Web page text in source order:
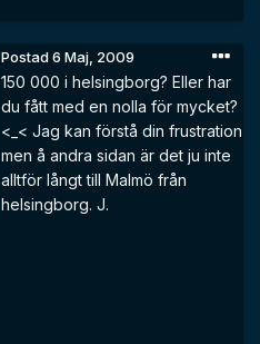
Postad6 Maj, 2009
150 000 i helsingborg? Eller har
du fått med en nolla för mycket?
<_< Jag kan förstå din frustration
men å andra sidan är det ju inte
alltför långt till Malmö från
helsingborg. J.